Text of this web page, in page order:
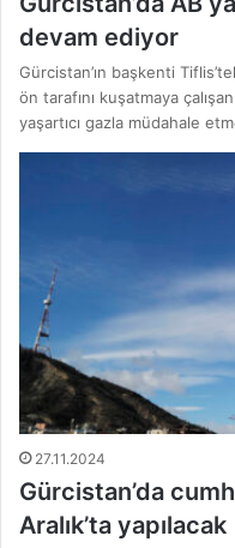
devam ediyor
Gürcistan’ın başkenti
ön tarafını kuşatmaya
yaşartıcı gazla müdahale
27.11.2024
Gürcistan’da
Aralık’ta yapılacak